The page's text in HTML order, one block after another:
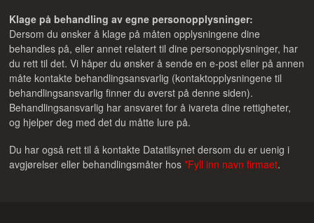
Klage på behandling av egne personopplysninger:
Dersom du ønsker å klage på måten opplysningene dine
behandles på, eller annet relatert til dine personopplysninger, har
du rett til det. Vi håper du ønsker å sende en e-post eller på annen
måte kontakte behandlingsansvarlig (kontaktopplysningene til
behandlingsansvarlig finner du øverst på denne siden).
Behandlingsansvarlig har ansvaret for å ivareta dine rettigheter,
og hjelper deg med det du måtte lure på.
Du har også rett til å kontakte Datatilsynet dersom du er uenig i
avgjørelser eller behandlingsmåter hos*Fyll inn navn firmaet.